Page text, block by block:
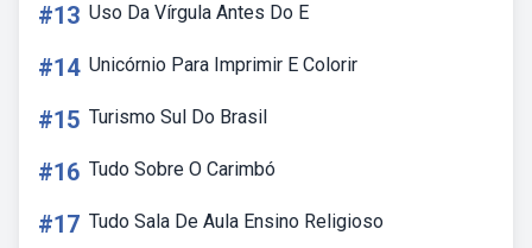
#13 Uso Da Vírgula Antes Do E
#14 Unicórnio Para Imprimir E Colorir
#15 Turismo Sul Do Brasil
#16 Tudo Sobre O Carimbó
#17 Tudo Sala De Aula Ensino Religioso